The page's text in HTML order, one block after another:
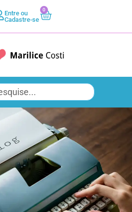
Entre ou
Cadastre-se
0